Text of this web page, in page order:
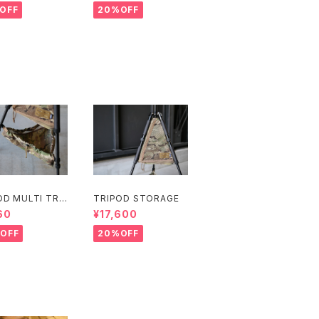
20%OFF
MULTI TRA
TRIPOD STORAGE
¥17,600
20%OFF